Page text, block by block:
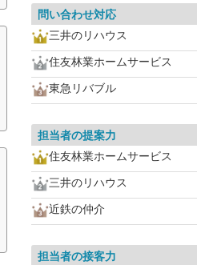
問い合わせ対応
三井のリハウス
住友林業ホームサービス
東急リバブル
担当者の提案力
住友林業ホームサービス
三井のリハウス
近鉄の仲介
担当者の接客力